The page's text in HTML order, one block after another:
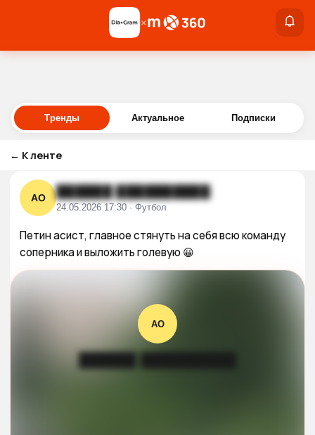
Войти
×
Тренды Актуальное Подписки
← К ленте
АО ██████ ██████████
24.05.2026 17:30 · Футбол
Петин асист, главное стянуть на себя всю команду
соперника и выложить голевую 😀
АО
██████ ██████████